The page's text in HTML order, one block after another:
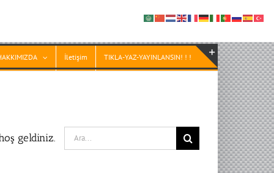
İletişim TIKLA-YAZ-YAYINLANSIN! ! !
geldiniz.
Search
for:
Toggle
Sliding
Bar
Area